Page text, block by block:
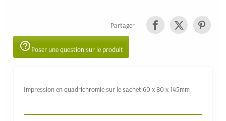
Partager
help_outlinePoser une question sur le produit
Impression en quadrichromie sur le sachet 60 x 80 x 145mm